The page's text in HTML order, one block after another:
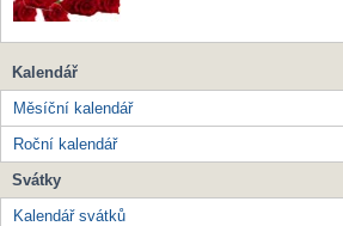
Kalendář
Měsíční kalendář
Roční kalendář
Svátky
Kalendář svátků